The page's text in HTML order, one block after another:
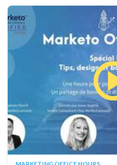
MARKETING OFFICE HOURS